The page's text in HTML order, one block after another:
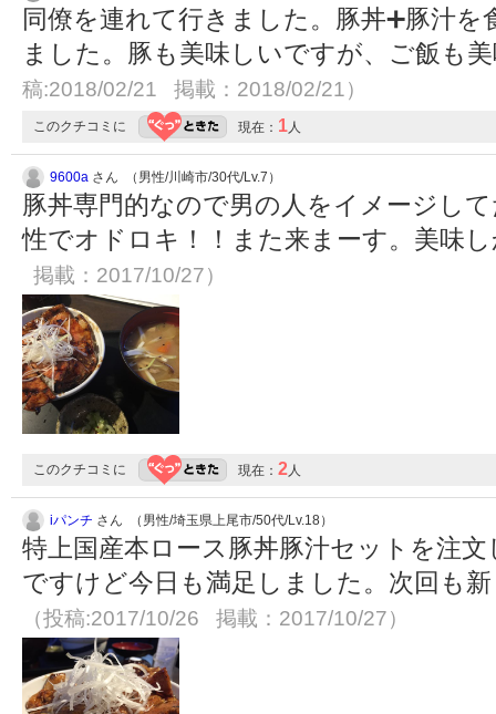
同僚を連れて行きました。豚丼➕豚汁
ました。豚も美味しいですが、ご飯も
稿:2018/02/21 掲載：2018/02/21）
このクチコミに 現在： 1 人
9600a さん （男性/川崎市/30代/Lv.7）
豚丼専門的なので男の人をイメージし
性でオドロキ！！また来まーす。美味
掲載：2017/10/27）
このクチコミに 現在： 2 人
iパンチ さん （男性/埼玉県上尾市/50代/Lv.18）
特上国産本ロース豚丼豚汁セットを注
ですけど今日も満足しました。次回も
（投稿:2017/10/26 掲載：2017/10/27）